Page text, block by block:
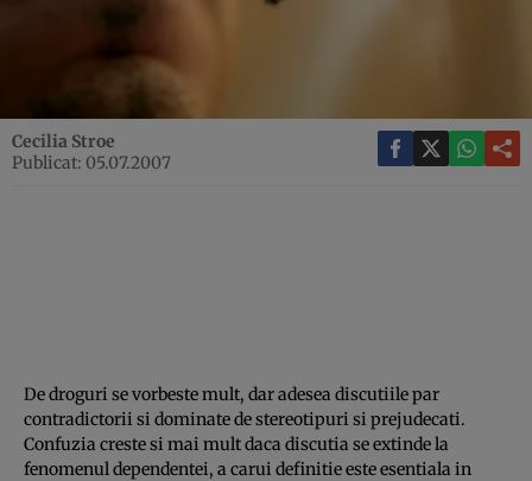
Cecilia Stroe
Publicat: 05.07.2007
De droguri se vorbeste mult, dar adesea discutiile par
contradictorii si dominate de stereotipuri si prejudecati.
Confuzia creste si mai mult daca discutia se ex­tinde la
fenomenul dependentei, a carui definitie este esentiala in